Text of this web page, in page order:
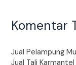
Komentar
Jual Pelampung
Jual Tali Karmantel